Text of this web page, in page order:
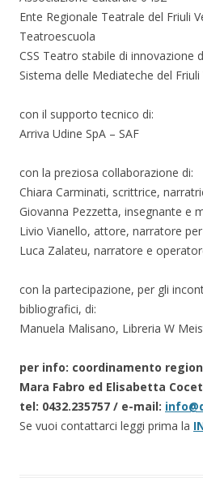
Ente Regionale Teatrale del Friuli
Teatroescuola
CSS Teatro stabile di innovazione
Sistema delle Mediateche del Friuli
con il supporto tecnico di:
Arriva Udine SpA – SAF
con la preziosa collaborazione di:
Chiara Carminati, scrittrice,
Giovanna Pezzetta, insegnante e
Livio Vianello, attore, narratore per
Luca Zalateu, narratore e
con la partecipazione, per gli
bibliografici, di:
Manuela Malisano, Libreria W
per info: coordinamento
Mara Fabro ed Elisabetta
tel: 0432.235757 / e-mail:
Se vuoi contattarci leggi prima la